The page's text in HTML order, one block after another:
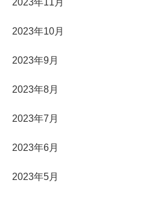
2023年11月
2023年10月
2023年9月
2023年8月
2023年7月
2023年6月
2023年5月